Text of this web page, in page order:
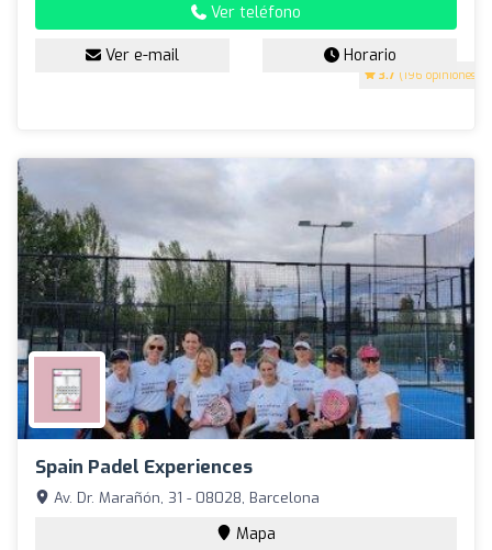
3.7 (196 opiniones)
Ver teléfono
Ver e-mail Horario
Spain Padel Experiences
Av. Dr. Marañón, 31 - 08028, Barcelona
Mapa